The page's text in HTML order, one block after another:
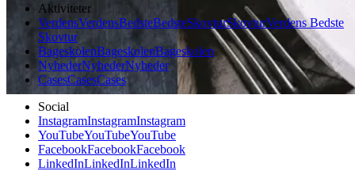
Aktiviteter
VerdensVerdensBedsteBedsteSkovturSkovturVerdens Bedste
Skovtur
BageskolenBageskolenBageskolen
NyhederNyhederNyheder
CasesCasesCases
Social
InstagramInstagramInstagram
YouTubeYouTubeYouTube
FacebookFacebookFacebook
LinkedInLinkedInLinkedIn